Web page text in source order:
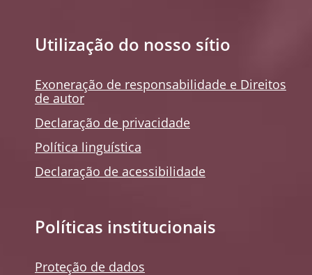
Utilização do nosso sítio
Exoneração de responsabilidade e Direitos
de autor
Declaração de privacidade
Política linguística
Declaração de acessibilidade
Políticas institucionais
Proteção de dados